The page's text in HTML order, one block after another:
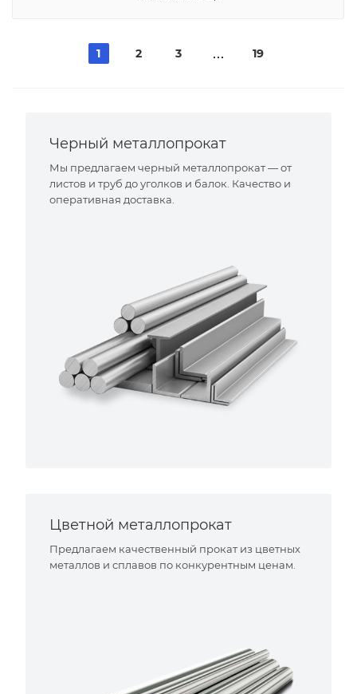
1 2 3 19
Черный металлопрокат
Мы предлагаем черный металлопрокат — от
листов и труб до уголков и балок. Качество и
оперативная доставка.
Цветной металлопрокат
Предлагаем качественный прокат из цветных
металлов и сплавов по конкурентным ценам.